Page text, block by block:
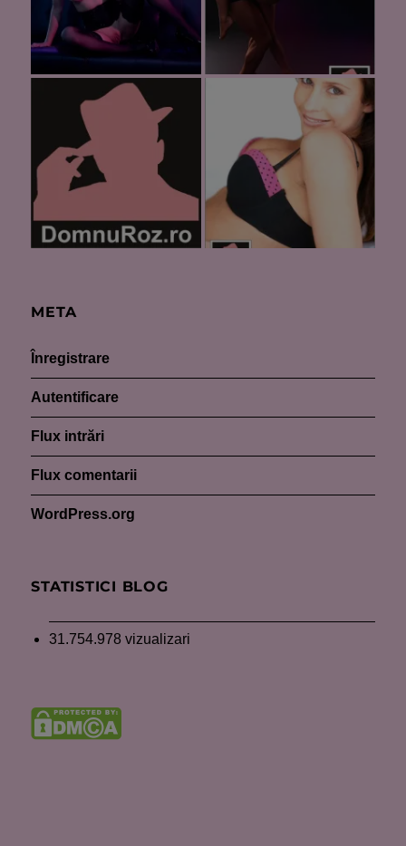
META
Înregistrare
Autentificare
Flux intrări
Flux comentarii
WordPress.org
STATISTICI BLOG
31.754.978 vizualizari